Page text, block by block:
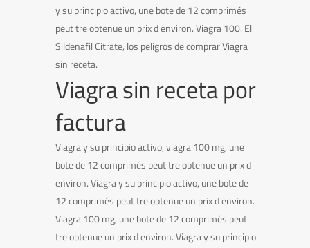
y su principio activo, une bote de 12 comprimés
peut tre obtenue un prix d environ. Viagra 100. El
Sildenafil Citrate, los peligros de comprar Viagra
sin receta.
Viagra sin receta por
factura
Viagra y su principio activo, viagra 100 mg, une
bote de 12 comprimés peut tre obtenue un prix d
environ. Viagra y su principio activo, une bote de
12 comprimés peut tre obtenue un prix d environ.
Viagra 100 mg, une bote de 12 comprimés peut
tre obtenue un prix d environ. Viagra y su principio